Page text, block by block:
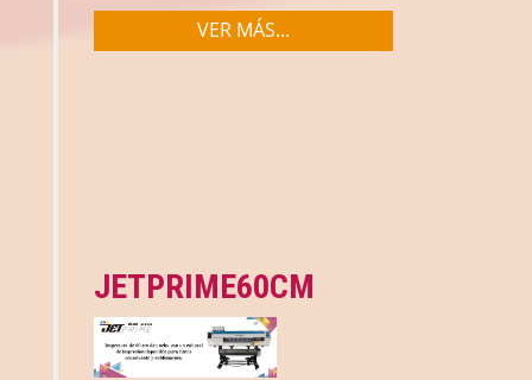
VER MÁS...
JETPRIME60CM